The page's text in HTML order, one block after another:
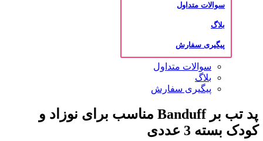
سوالات متداول
بلاگ
پیگیری سفارش
سوالات متداول
بلاگ
پیگیری سفارش
پد تب بر Banduff مناسب برای نوزاد و
کودک بسته 3 عددی